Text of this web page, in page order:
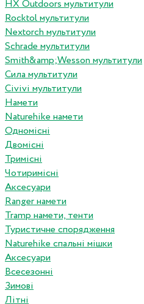
HX Outdoors мультитули
Rocktol мультитули
Nextorch мультитули
Schrade мультитули
Smith&amp;Wesson мультитули
Сила мультитули
Civivi мультитули
Намети
Naturehike намети
Одномісні
Двомісні
Тримісні
Чотиримісні
Аксесуари
Ranger намети
Tramp намети, тенти
Туристичне спорядження
Naturehike спальні мішки
Аксесуари
Всесезонні
Зимові
Літні